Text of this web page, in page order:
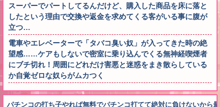
スーパーでパートしてるんだけど、購入した商品を床に落と
したという理由で交換や返金を求めてくる客がいる事に腹が
立つ…
電車やエレベーターで「タバコ臭い奴」が入ってきた時の絶
望感……ケアもしないで密室に乗り込んでくる無神経喫煙者
にブチ切れ！周囲にどれだけ害悪と迷惑をまき散らしている
か自覚ゼロな奴らがムカつく
パチンコの打ち子やれば無料でパチンコ打てて絶対に負けないから